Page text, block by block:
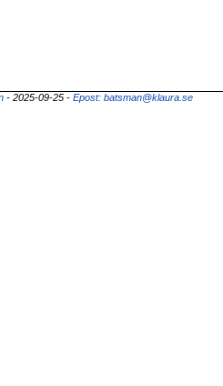
- 2025-09-25 - Epost: batsman@klaura.se